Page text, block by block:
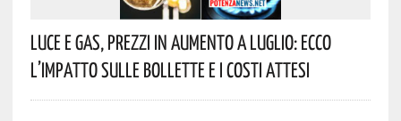
Luce E Gas, Prezzi In Aumento A Luglio: Ecco
L’impatto Sulle Bollette E I Costi Attesi